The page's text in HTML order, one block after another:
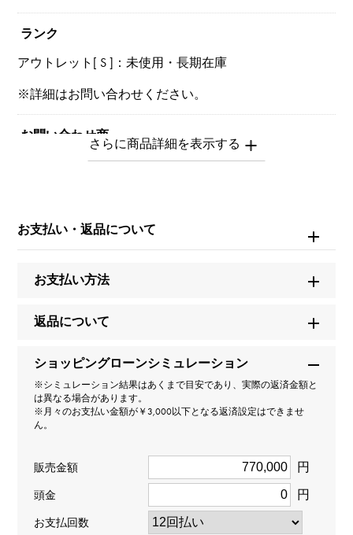
ランク
アウトレット[ S ]：未使用・長期在庫
※詳細はお問い合わせください。
お問い合わせ商
商品名
J12 クロマティック
ブランド名
シャネル
モデル名
型番
タイプ
レディース
お支払い・返品について
お支払い方法
返品について
ショッピングローンシミュレーション
※シミュレーション結果はあくまで目安であり、実際の返済金額と
は異なる場合があります。
※月々のお支払い金額が￥3,000以下となる返済設定はできませ
ん。
販売金額 円
頭金 円
お支払回数